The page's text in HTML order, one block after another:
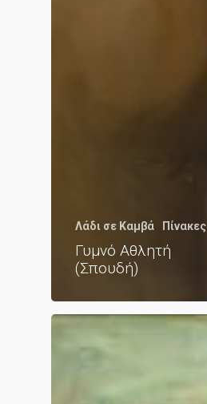
Λάδι σε Καμβά Πίνακες
Γυμνό Αθλητή
(Σπουδή)